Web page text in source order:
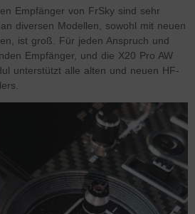
Empfänger von FrSky sind sehr
diversen Modellen, sowohl mit neuen
ist groß. Für jeden Anspruch und
Empfänger, und die X20 Pro AW
unterstützt alle alten und neuen HF-